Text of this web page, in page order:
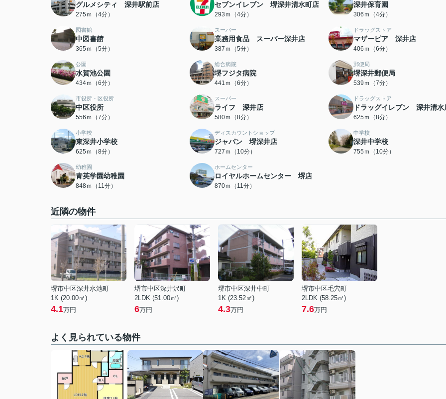
グルメシティ 深井駅前店
275ｍ（4分）
セブンイレブン 堺深井清水町店
293ｍ（4分）
深井保育園
306ｍ（4分）
図書館
中図書館
365ｍ（5分）
スーパー
業務用食品 スーパー深井店
387ｍ（5分）
ドラッグストア
マザーピア 深井店
406ｍ（6分）
公園
水賀池公園
434ｍ（6分）
総合病院
堺フジタ病院
441ｍ（6分）
郵便局
堺深井郵便局
539ｍ（7分）
市役所・区役所
中区役所
556ｍ（7分）
スーパー
ライフ 深井店
580ｍ（8分）
ドラッグストア
ドラッグイレブン 深井清水
625ｍ（8分）
小学校
東深井小学校
625ｍ（8分）
ディスカウントショップ
ジャパン 堺深井店
727ｍ（10分）
中学校
深井中学校
755ｍ（10分）
幼稚園
青英学園幼稚園
848ｍ（11分）
ホームセンター
ロイヤルホームセンター 堺店
870ｍ（11分）
近隣の物件
堺市中区深井水池町
1K (20.00㎡)
4.1万円
堺市中区深井沢町
2LDK (51.00㎡)
6万円
堺市中区深井中町
1K (23.52㎡)
4.3万円
堺市中区毛穴町
2LDK (58.25㎡)
7.6万円
よく見られている物件